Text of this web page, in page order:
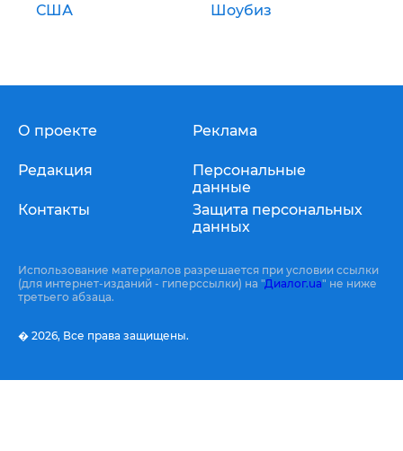
США Шоубиз
О проекте
Редакция
Контакты
Реклама
Персональные
данные
Защита персональных
данных
Использование материалов разрешается при условии ссылки
(для интернет-изданий - гиперссылки) на "Диалог.ua" не ниже
третьего абзаца.
� 2026, Все права защищены.